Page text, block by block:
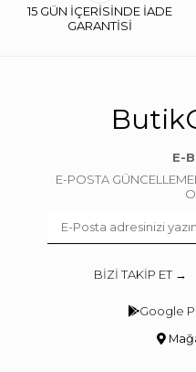
15 GÜN İÇERİSİNDE İADE
GARANTİSİ
E-
E-POSTA
BİZİ TAKİP ET →
Google